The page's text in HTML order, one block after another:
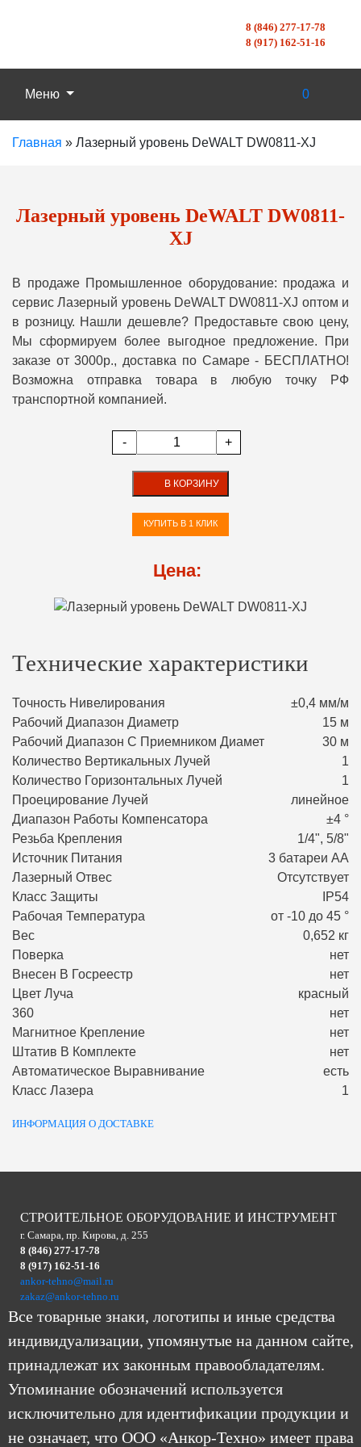
8 (846) 277-17-78
8 (917) 162-51-16
Меню 0
Главная » Лазерный уровень DeWALT DW0811-XJ
Лазерный уровень DeWALT DW0811-
XJ
В продаже Промышленное оборудование: продажа и
сервис Лазерный уровень DeWALT DW0811-XJ оптом и
в розницу. Нашли дешевле? Предоставьте свою цену,
Мы сформируем более выгодное предложение. При
заказе от 3000р., доставка по Самаре - БЕСПЛАТНО!
Возможна отправка товара в любую точку РФ
транспортной компанией.
- +
В КОРЗИНУ
КУПИТЬ В 1 КЛИК
Цена:
Технические характеристики
Точность Нивелирования
±0,4 мм/м
Рабочий Диапазон Диаметр
15 м
Рабочий Диапазон С Приемником Диамет
30 м
Количество Вертикальных Лучей
1
Количество Горизонтальных Лучей
1
Проецирование Лучей
линейное
Диапазон Работы Компенсатора
±4 °
Резьба Крепления
1/4", 5/8"
Источник Питания
3 батареи АА
Лазерный Отвес
Отсутствует
Класс Защиты
IP54
Рабочая Температура
от -10 до 45 °
Вес
0,652 кг
Поверка
нет
Внесен В Госреестр
нет
Цвет Луча
красный
360
нет
Магнитное Крепление
нет
Штатив В Комплекте
нет
Автоматическое Выравнивание
есть
Класс Лазера
1
ИНФОРМАЦИЯ О ДОСТАВКЕ
СТРОИТЕЛЬНОЕ ОБОРУДОВАНИЕ И ИНСТРУМЕНТ
г. Самара, пр. Кирова, д. 255
8 (846) 277-17-78
8 (917) 162-51-16
ankor-tehno@mail.ru
zakaz@ankor-tehno.ru
Все товарные знаки, логотипы и иные средства
индивидуализации, упомянутые на данном сайте,
принадлежат их законным правообладателям.
Упоминание обозначений используется
исключительно для идентификации продукции и
не означает, что ООО «Анкор-Техно» имеет права